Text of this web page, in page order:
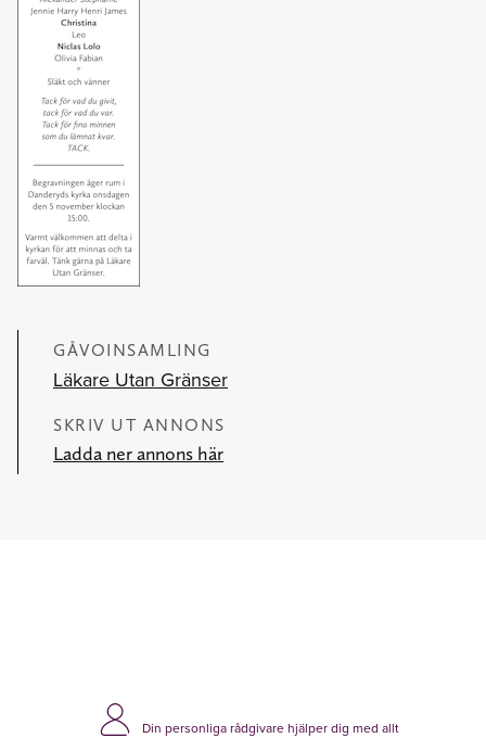
GÅVOINSAMLING
Läkare Utan Gränser
SKRIV UT ANNONS
Ladda ner annons här
Din personliga rådgivare hjälper dig med allt